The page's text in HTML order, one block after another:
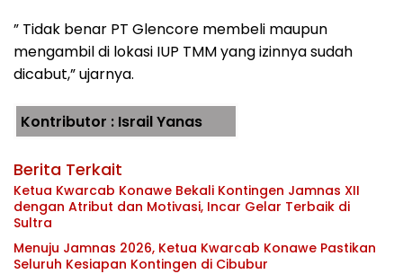
” Tidak benar PT Glencore membeli maupun
mengambil di lokasi IUP TMM yang izinnya sudah
dicabut,” ujarnya.
Kontributor : Israil Yanas
Berita Terkait
Ketua Kwarcab Konawe Bekali Kontingen Jamnas XII
dengan Atribut dan Motivasi, Incar Gelar Terbaik di
Sultra
Menuju Jamnas 2026, Ketua Kwarcab Konawe Pastikan
Seluruh Kesiapan Kontingen di Cibubur